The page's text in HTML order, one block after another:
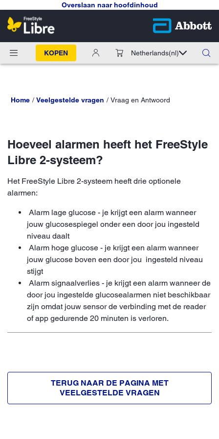
Overslaan naar hoofdinhoud
KOPEN Netherlands(nl)
Home Veelgestelde vragen Vraag en Antwoord
Hoeveel alarmen heeft het FreeStyle
Libre 2-systeem?
Het FreeStyle Libre 2-systeem heeft drie optionele
alarmen:
Alarm lage glucose - je krijgt een alarm wanneer
jouw glucosespiegel onder een door jou ingesteld
niveau daalt
Alarm hoge glucose - je krijgt een alarm wanneer
jouw glucose boven een door jou ingesteld niveau
stijgt
Alarm signaalverlies - je krijgt een alarm wanneer de
door jou ingestelde glucosealarmen niet beschikbaar
zijn omdat jouw sensor de verbinding met de reader
of app gedurende 20 minuten is verloren.
TERUG NAAR DE PAGINA MET
VEELGESTELDE VRAGEN